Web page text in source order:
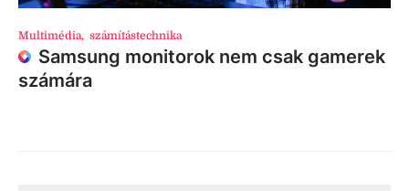
Multimédia, számítástechnika
Samsung monitorok nem csak gamerek
számára